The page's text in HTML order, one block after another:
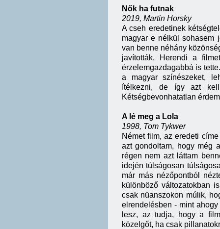
Nők ha futnak
2019, Martin Horsky
A cseh eredetinek
magyar e nélkül sohasem
van benne néhány
javították, Herendi a
érzelemgazdagabbá is
a magyar színészeket,
ítélkezni, de így azt kell
Kétségbevonhatatlan
A lé meg a Lola
1998, Tom Tykwer
Német film, az eredeti
azt gondoltam, hogy még
régen nem azt láttam
idején túlságosan
már más nézőpontból
különböző változatokban
csak nüanszokon múlik,
elrendelésben - mint
lesz, az tudja, hogy a
közelgőt, ha csak